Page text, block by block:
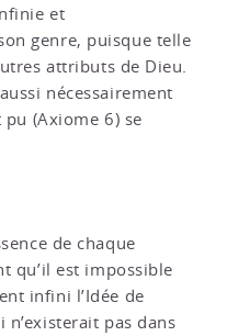
et
genre, puisque telle
attributs de Dieu.
nécessairement
(Axiome 6) se
de chaque
qu’il est impossible
infini l’Idée de
n’existerait pas dans